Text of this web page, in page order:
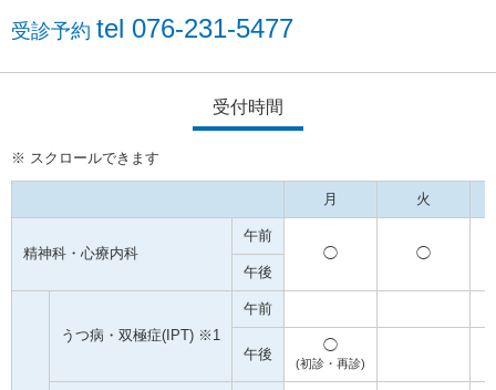
受診予約 tel 076-231-5477
受付時間
月 火
精神科・心療内科
午前
◯
◯
午後
うつ病・双極症(IPT) ※1
午前
午後
◯
(初診・再診)